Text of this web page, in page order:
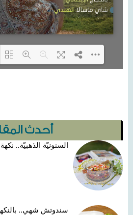
أحدث
السنونيّة الذهبيّة.. نكهة
سندوتش شهي..